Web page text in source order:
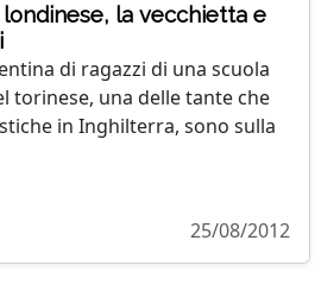
la vecchietta e
di ragazzi di una scuola
torinese, una delle tante che
in Inghilterra, sono sulla
25/08/2012